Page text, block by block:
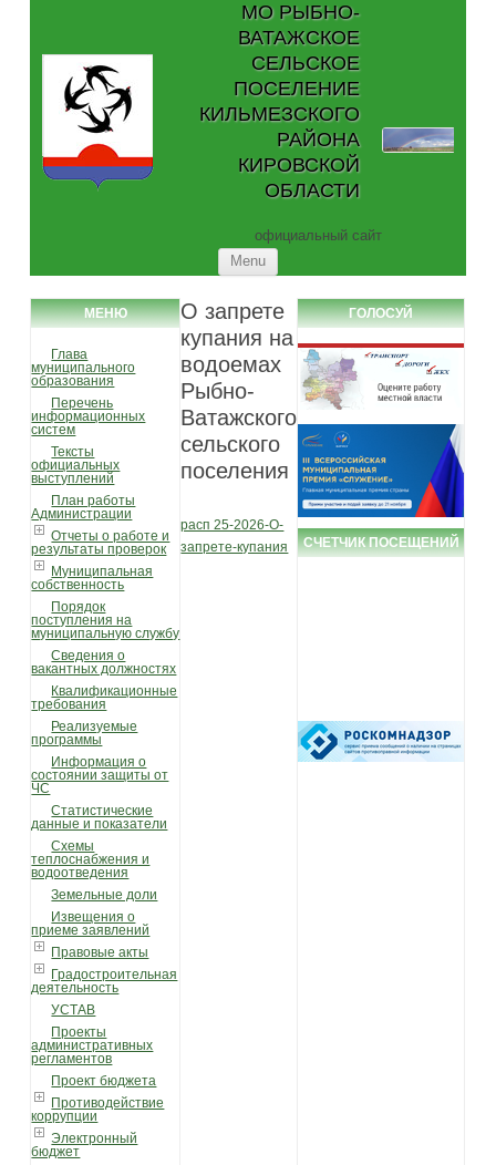
МО РЫБНО-
ВАТАЖСКОЕ
СЕЛЬСКОЕ
ПОСЕЛЕНИЕ
КИЛЬМЕЗСКОГО
РАЙОНА
КИРОВСКОЙ
ОБЛАСТИ
официальный сайт
Menu
МЕНЮ
Глава
муниципального
образования
Перечень
информационных
систем
Тексты
официальных
выступлений
План работы
Администрации
Отчеты о работе и
результаты проверок
Муниципальная
собственность
Порядок
поступления на
муниципальную службу
Сведения о
вакантных должностях
Квалификационные
требования
Реализуемые
программы
Информация о
состоянии защиты от
ЧС
Статистические
данные и показатели
Схемы
теплоснабжения и
водоотведения
Земельные доли
Извещения о
приеме заявлений
Правовые акты
Градостроительная
деятельность
УСТАВ
Проекты
административных
регламентов
Проект бюджета
Противодействие
коррупции
Электронный
бюджет
О запрете
купания на
водоемах
Рыбно-
Ватажского
сельского
поселения
расп 25-2026-О-
запрете-купания
ГОЛОСУЙ
СЧЕТЧИК ПОСЕЩЕНИЙ